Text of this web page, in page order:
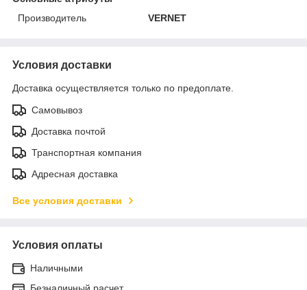
Производитель
VERNET
Условия доставки
Доставка осуществляется только по предоплате.
Самовывоз
Доставка почтой
Транспортная компания
Адресная доставка
Все условия доставки
Условия оплаты
Наличными
Безналичный расчет